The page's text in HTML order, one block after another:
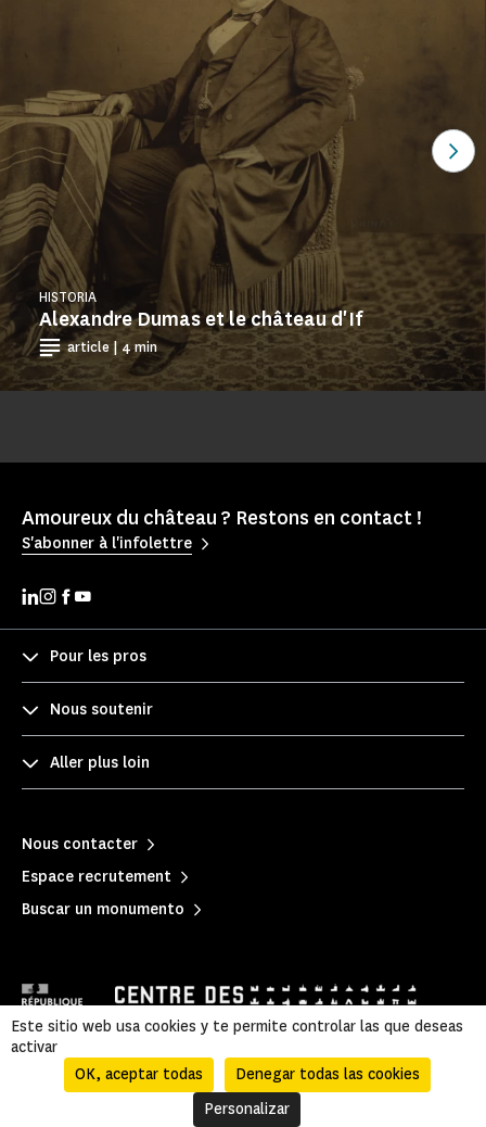
Alexandre Dumas et le château d'If
HISTORIA
article | 4 min
Amoureux du château ? Restons en contact !
S'abonner à l'infolettre
Pour les pros
Nous soutenir
Aller plus loin
Nous contacter
Espace recrutement
Buscar un monumento
Mentions légales Política de privacidad
Información legal y administrativa
| Accessibilité
Este sitio web usa cookies y te permite controlar las que deseas
activar
OK, aceptar todas
Denegar todas las cookies
Personalizar